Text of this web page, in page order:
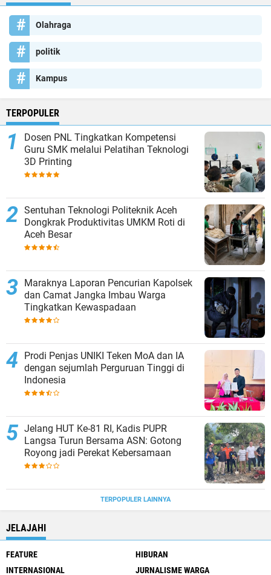
Olahraga
politik
Kampus
TERPOPULER
Dosen PNL Tingkatkan Kompetensi
Guru SMK melalui Pelatihan Teknologi
3D Printing
Sentuhan Teknologi Politeknik Aceh
Dongkrak Produktivitas UMKM Roti di
Aceh Besar
Maraknya Laporan Pencurian Kapolsek
dan Camat Jangka Imbau Warga
Tingkatkan Kewaspadaan
Prodi Penjas UNIKI Teken MoA dan IA
dengan sejumlah Perguruan Tinggi di
Indonesia
Jelang HUT Ke-81 RI, Kadis PUPR
Langsa Turun Bersama ASN: Gotong
Royong jadi Perekat Kebersamaan
TERPOPULER LAINNYA
JELAJAHI
FEATURE
HIBURAN
INTERNASIONAL
JURNALISME WARGA